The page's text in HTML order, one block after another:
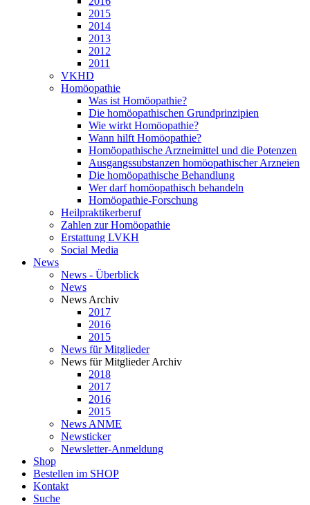
2015
2014
2013
2012
2011
VKHD
Homöopathie
Was ist Homöopathie?
Die homöopathischen Grundprinzipien
Wie wirkt Homöopathie?
Wann hilft Homöopathie?
Homöopathische Arzneimittel und die Potenzen
Ausgangssubstanzen homöopathischer Arzneien
Die homöopathische Behandlung
Wer darf homöopathisch behandeln
Homöopathie-Forschung
Heilpraktikerberuf
Zahlen zur Homöopathie
Erstattung LVKH
Social Media
News
News - Überblick
News
News Archiv
2017
2016
2015
News für Mitglieder
News für Mitglieder Archiv
2018
2017
2016
2015
News ANME
Newsticker
Newsletter-Anmeldung
Shop
Bestellen im SHOP
Kontakt
Suche